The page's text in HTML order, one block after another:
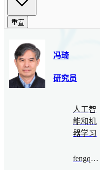
重置
冯琦
研究员
人工智
能和机
器学习
fengqi@bimsa.cn